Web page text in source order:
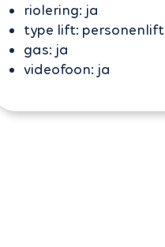
riolering: ja
type lift: personenlift
gas: ja
videofoon: ja